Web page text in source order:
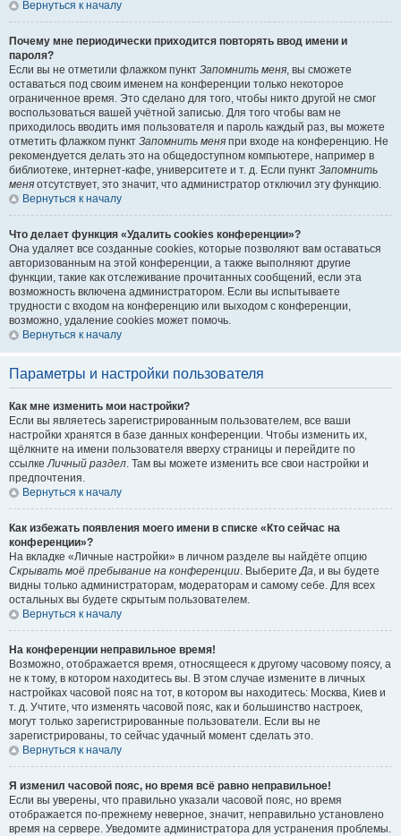
Вернуться к началу
Почему мне периодически приходится повторять ввод имени и
пароля?
Если вы не отметили флажком пункт Запомнить меня, вы сможете
оставаться под своим именем на конференции только некоторое
ограниченное время. Это сделано для того, чтобы никто другой не смог
воспользоваться вашей учётной записью. Для того чтобы вам не
приходилось вводить имя пользователя и пароль каждый раз, вы можете
отметить флажком пункт Запомнить меня при входе на конференцию. Не
рекомендуется делать это на общедоступном компьютере, например в
библиотеке, интернет-кафе, университете и т. д. Если пункт Запомнить
меня отсутствует, это значит, что администратор отключил эту функцию.
Вернуться к началу
Что делает функция «Удалить cookies конференции»?
Она удаляет все созданные cookies, которые позволяют вам оставаться
авторизованным на этой конференции, а также выполняют другие
функции, такие как отслеживание прочитанных сообщений, если эта
возможность включена администратором. Если вы испытываете
трудности с входом на конференцию или выходом с конференции,
возможно, удаление cookies может помочь.
Вернуться к началу
Параметры и настройки пользователя
Как мне изменить мои настройки?
Если вы являетесь зарегистрированным пользователем, все ваши
настройки хранятся в базе данных конференции. Чтобы изменить их,
щёлкните на имени пользователя вверху страницы и перейдите по
ссылкеЛичный раздел. Там вы можете изменить все свои настройки и
предпочтения.
Вернуться к началу
Как избежать появления моего имени в списке «Кто сейчас на
конференции»?
На вкладке «Личные настройки» в личном разделе вы найдёте опцию
Скрывать моё пребывание на конференции. ВыберитеДа, и вы будете
видны только администраторам, модераторам и самому себе. Для всех
остальных вы будете скрытым пользователем.
Вернуться к началу
На конференции неправильное время!
Возможно, отображается время, относящееся к другому часовому поясу, а
не к тому, в котором находитесь вы. В этом случае измените в личных
настройках часовой пояс на тот, в котором вы находитесь: Москва, Киев и
т. д. Учтите, что изменять часовой пояс, как и большинство настроек,
могут только зарегистрированные пользователи. Если вы не
зарегистрированы, то сейчас удачный момент сделать это.
Вернуться к началу
Я изменил часовой пояс, но время всё равно неправильное!
Если вы уверены, что правильно указали часовой пояс, но время
отображается по-прежнему неверное, значит, неправильно установлено
время на сервере. Уведомите администратора для устранения проблемы.